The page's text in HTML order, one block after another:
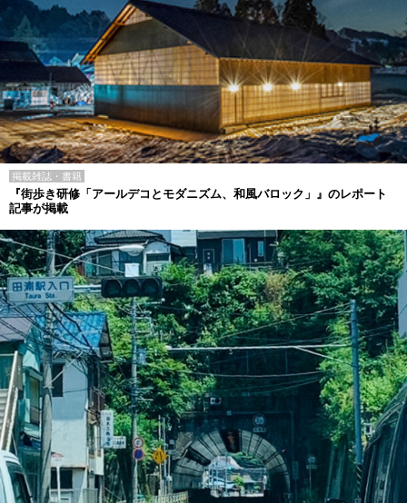
掲載雑誌・書籍
『街歩き研修「アールデコとモダニズム、和風バロック」』のレポート
記事が掲載